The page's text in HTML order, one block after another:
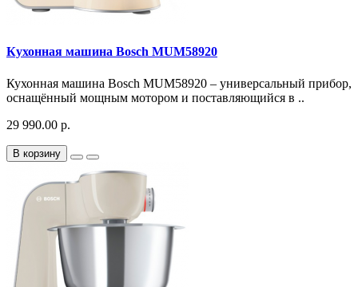
Кухонная машина Bosch MUM58920
Кухонная машина Bosch MUM58920 – универсальный прибор,
оснащённый мощным мотором и поставляющийся в ..
29 990.00 р.
В корзину